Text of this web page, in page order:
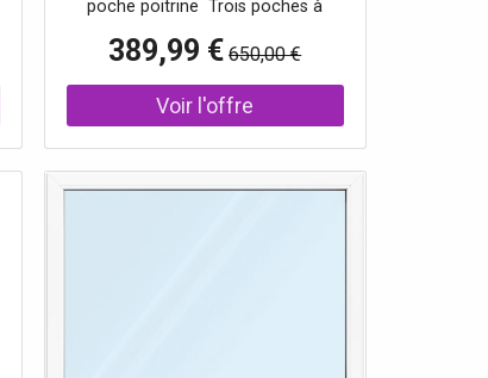
poche poitrine Trois poches à
boutonnés Coupe droite Nom de la
couleur : Beige Taupe Matière : 100
% coton Doublure : 50 % coton, 50
% polyester
389,99 € 650,00 €